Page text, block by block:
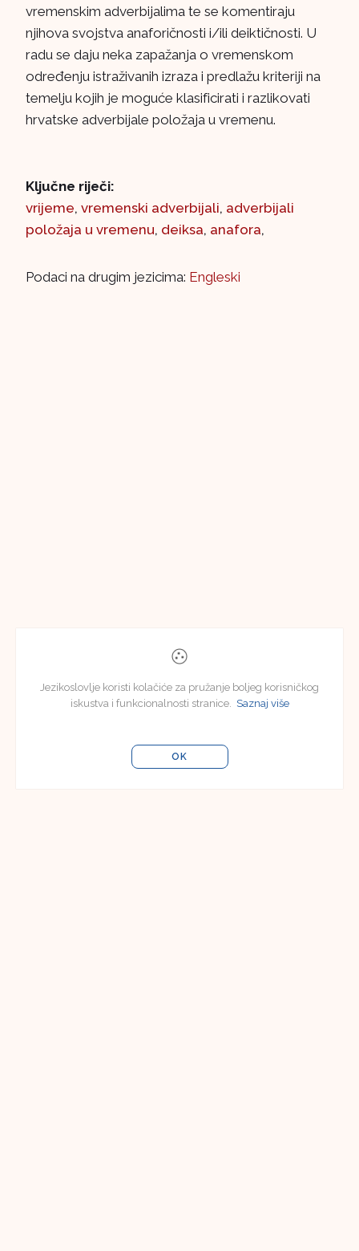
vremenskim adverbijalima te se komentiraju
njihova svojstva anaforičnosti i/ili deiktičnosti. U
radu se daju neka zapažanja o vremenskom
određenju istraživanih izraza i predlažu kriteriji na
temelju kojih je moguće klasificirati i razlikovati
hrvatske adverbijale položaja u vremenu.
Ključne riječi:
vrijeme, vremenski adverbijali, adverbijali
položaja u vremenu, deiksa, anafora,
Podaci na drugim jezicima: Engleski
Jezikoslovlje koristi kolačiće za pružanje boljeg korisničkog
iskustva i funkcionalnosti stranice. Saznaj više
OK